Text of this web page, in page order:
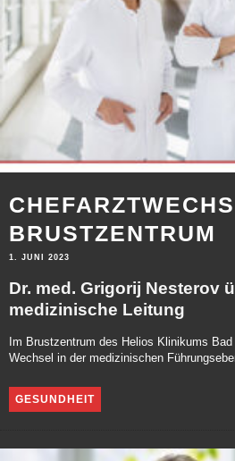
BRUSTZENTRUM
1. JUNI 2023
Dr. med. Grigorij Nesterov
medizinische Leitung
Im Brustzentrum des Helios Klinikums
Wechsel in der medizinischen
GESUNDHEIT